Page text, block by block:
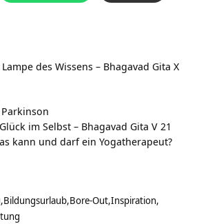
des Wissens – Bhagavad Gita X
im Selbst – Bhagavad Gita V 21
kann und darf ein Yogatherapeut?
Bildungsurlaub Bore-Out Inspiration